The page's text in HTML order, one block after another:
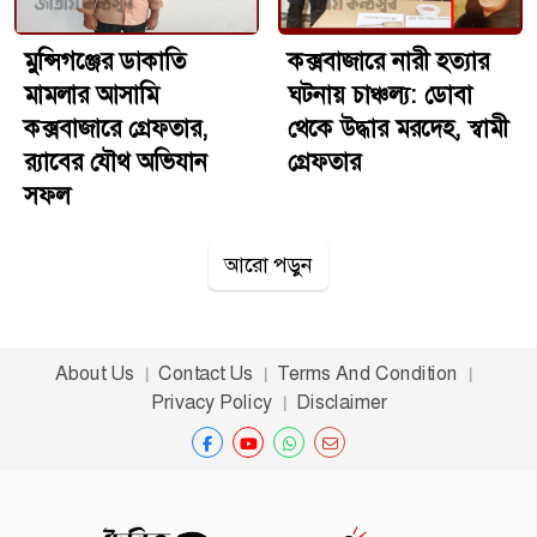
রয়েছে। একই সঙ্গে এই পাচারচক্রের নেপথ্যে আরও কেউ জড়িত
আছে কিনা, তা খতিয়ে দেখা হচ্ছে।
মুন্সিগঞ্জের ডাকাতি
মামলার আসামি
কক্সবাজারে গ্রেফতার,
র‍্যাবের যৌথ অভিযান
সফল
কক্সবাজারে নারী হত্যার
ঘটনায় চাঞ্চল্য: ডোবা
থেকে উদ্ধার মরদেহ, স্বামী
গ্রেফতার
আরো পড়ুন
About Us Contact Us
Terms And Condition
Privacy Policy
Disclaimer